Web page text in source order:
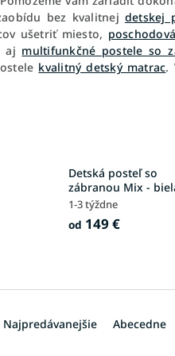
bez kvalitnej detskej
ušetriť miesto,
aj multifunkčné postele so
kvalitný detský matrac.
Detská posteľ so
zábranou Mix -
1-3 týždne
od 149 €
Najpredávanejšie Abecedne